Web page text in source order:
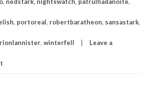
, nedstark, nightswatch, patrulhadanoite,
, portoreal, robertbaratheon, sansastark,
, winterfell Leave a